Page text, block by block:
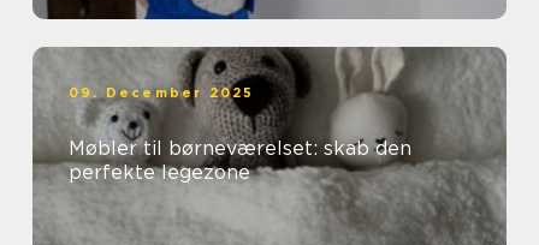
09. December 2025
Møbler til børneværelset: skab den
perfekte legezone